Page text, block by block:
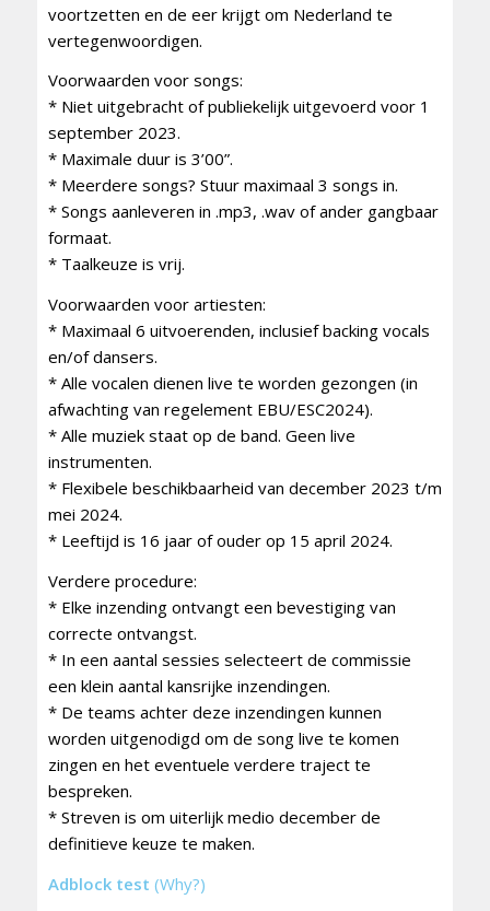
voortzetten en de eer krijgt om Nederland te
vertegenwoordigen.
Voorwaarden voor songs:
* Niet uitgebracht of publiekelijk uitgevoerd voor 1
september 2023.
* Maximale duur is 3’00”.
* Meerdere songs? Stuur maximaal 3 songs in.
* Songs aanleveren in .mp3, .wav of ander gangbaar
formaat.
* Taalkeuze is vrij.
Voorwaarden voor artiesten:
* Maximaal 6 uitvoerenden, inclusief backing vocals
en/of dansers.
* Alle vocalen dienen live te worden gezongen (in
afwachting van regelement EBU/ESC2024).
* Alle muziek staat op de band. Geen live
instrumenten.
* Flexibele beschikbaarheid van december 2023 t/m
mei 2024.
* Leeftijd is 16 jaar of ouder op 15 april 2024.
Verdere procedure:
* Elke inzending ontvangt een bevestiging van
correcte ontvangst.
* In een aantal sessies selecteert de commissie
een klein aantal kansrijke inzendingen.
* De teams achter deze inzendingen kunnen
worden uitgenodigd om de song live te komen
zingen en het eventuele verdere traject te
bespreken.
* Streven is om uiterlijk medio december de
definitieve keuze te maken.
Adblock test (Why?)